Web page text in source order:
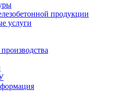
продукции
услуги